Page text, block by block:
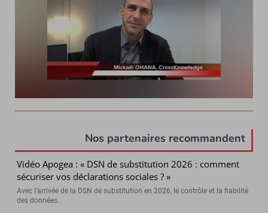
Nos partenaires recommandent
Vidéo Apogea : « DSN de substitution 2026 : comment
sécuriser vos déclarations sociales ? »
Avec l’arrivée de la DSN de substitution en 2026, le contrôle et la fiabilité
des données...